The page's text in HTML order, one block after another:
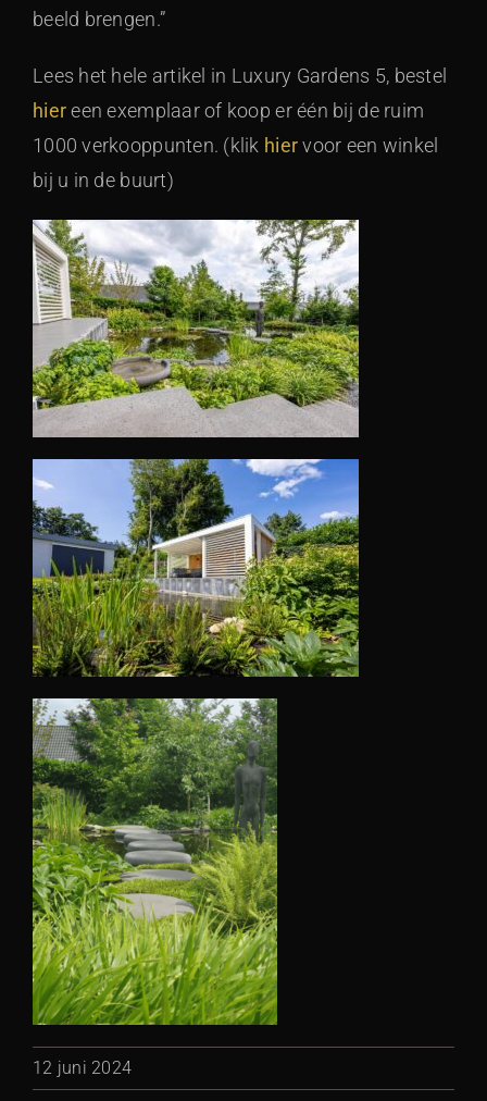
beeld brengen.”
Lees het hele artikel in Luxury Gardens 5, bestel
hiereen exemplaar of koop er één bij de ruim
1000 verkooppunten. (klik hiervoor een winkel
bij u in de buurt)
12 juni 2024